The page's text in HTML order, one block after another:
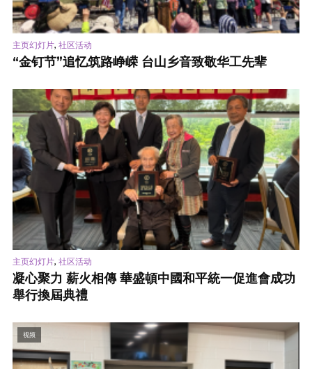
主页幻灯片, 社区活动
“金钉节”追忆筑路峥嵘 台山乡音致敬华工先辈
主页幻灯片, 社区活动
凝心聚力 薪火相傳 華盛頓中國和平統一促進會成功
舉行換屆典禮
视频